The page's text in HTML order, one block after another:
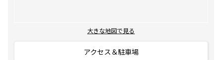
大きな地図で見る
アクセス＆駐車場